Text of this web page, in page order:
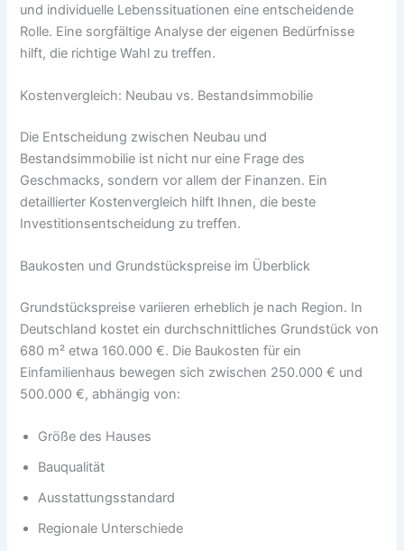
und individuelle Lebenssituationen eine entscheidende
Rolle. Eine sorgfältige Analyse der eigenen Bedürfnisse
hilft, die richtige Wahl zu treffen.
Kostenvergleich: Neubau vs. Bestandsimmobilie
Die Entscheidung zwischen Neubau und
Bestandsimmobilie ist nicht nur eine Frage des
Geschmacks, sondern vor allem der Finanzen. Ein
detaillierter Kostenvergleich hilft Ihnen, die beste
Investitionsentscheidung zu treffen.
Baukosten und Grundstückspreise im Überblick
Grundstückspreise variieren erheblich je nach Region. In
Deutschland kostet ein durchschnittliches Grundstück von
680 m² etwa 160.000 €. Die Baukosten für ein
Einfamilienhaus bewegen sich zwischen 250.000 € und
500.000 €, abhängig von:
Größe des Hauses
Bauqualität
Ausstattungsstandard
Regionale Unterschiede